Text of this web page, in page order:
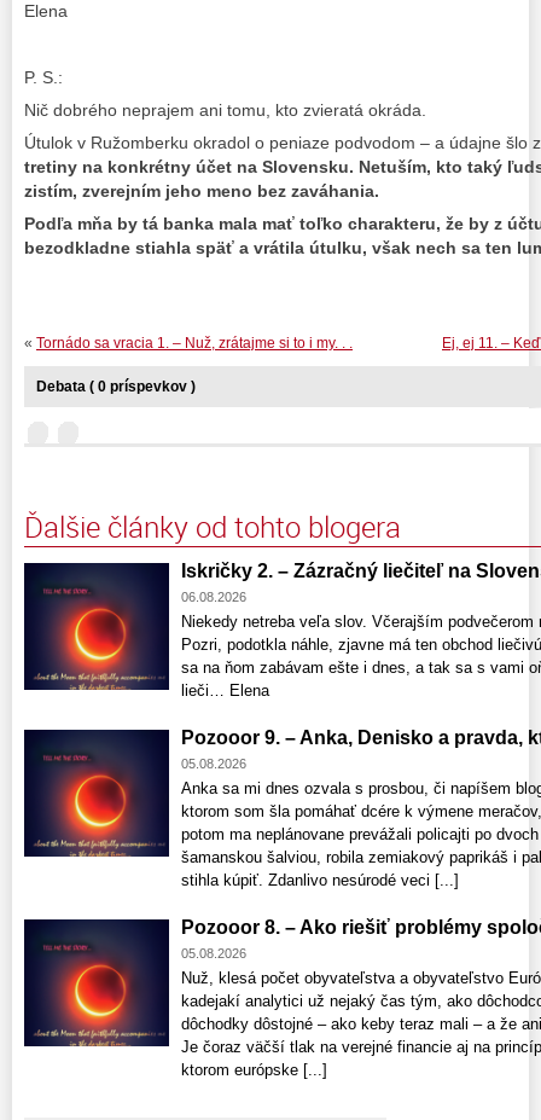
Elena
P. S.:
Nič dobrého neprajem ani tomu, kto zvieratá okráda.
Útulok v Ružomberku okradol o peniaze podvodom – a údajne šlo
tretiny na konkrétny účet na Slovensku. Netuším, kto taký
zistím, zverejním jeho meno bez zaváhania.
Podľa mňa by tá banka mala mať toľko charakteru, že by z
bezodkladne stiahla späť a vrátila útulku, však nech sa ten
Ej, ej 11. –
« Tornádo sa vracia 1. – Nuž, zrátajme si to i my. . .
Debata ( 0 príspevkov )
Ďalšie články od tohto blogera
Iskričky 2. – Zázračný liečiteľ na
06.08.2026
Niekedy netreba veľa slov. Včerajším
Pozri, podotkla náhle, zjavne má ten obchod
sa na ňom zabávam ešte i dnes, a tak sa s vami
lieči… Elena
Pozooor 9. – Anka, Denisko a pravda,
05.08.2026
Anka sa mi dnes ozvala s prosbou, či napíšem
ktorom som šla pomáhať dcére k výmene
potom ma neplánovane prevážali policajti po
šamanskou šalviou, robila zemiakový paprikáš i
stihla kúpiť. Zdanlivo nesúrodé veci [...]
Pozooor 8. – Ako riešiť problémy
05.08.2026
Nuž, klesá počet obyvateľstva a obyvateľstvo
kadejakí analytici už nejaký čas tým, ako
dôchodky dôstojné – ako keby teraz mali – a že
Je čoraz väčší tlak na verejné financie aj na
ktorom európske [...]